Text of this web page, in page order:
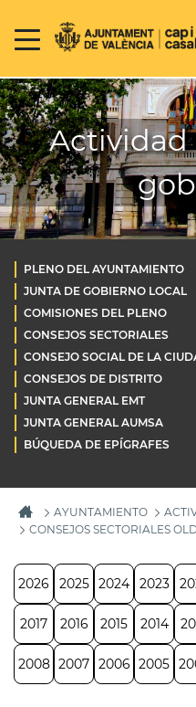
Actividad
PLENO DEL AYUNTAMIENTO
JUNTA DE GOBIERNO LOCAL
COMISIONES DEL PLENO
CONSEJOS SECTORIALES
CONSEJO SOCIAL DE LA
CONSEJOS DE DISTRITO
JUNTA GENERAL EMT
JUNTA GENERAL AUMSA
BÚQUEDA DE EPÍGRAFES
AYUNTAMIENTO
CONSEJOS SECTORIALES
2026 2025 2024 2023
2017 2016 2015 2014
2008 2007 2006 2005